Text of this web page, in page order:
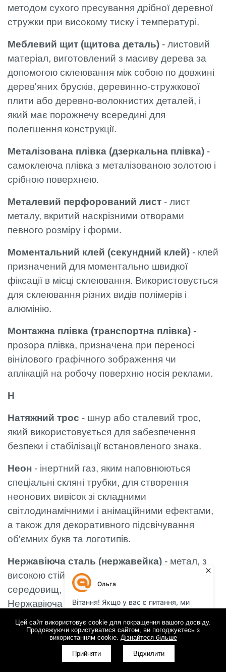
методом сухого пресування дрібної деревної
стружки при високому тиску і температурі.
Меблевий щит (щитова деталь) - листовий
матеріал, виготовлений з масиву дерева за
допомогою склеювання між собою по довжині
дерев'яних брусків, деревинно-стружкової
плити або деревно-волокнистих деталей, і
який має порожнечу всередині для
полегшення конструкції.
Металізована плівка (дзеркальна плівка) -
самоклеюча плівка з металізованою золотою і
срібною поверхнею.
Металевий перфорований лист - лист
металу, вкритий наскрізними отворами
певного розміру і форми.
Моментальний клей (секундний клей) - клей
призначений для моментально швидкої
фіксації в місці склеювання. Використовується
для склеювання різних видів полімерів і
алюмінію.
Монтажна плівка (транспортна плівка) -
прозора плівка, призначена при переносі
вінілового графічного зображення чи
аплікацій на робочу поверхню носія реклами.
Н
Натяжний трос - шнур або сталевий трос,
який використовується для забезпечення
безпеки і стабілізації встановленого знака.
Неон - інертний газ, яким наповнюються
спеціальні скляні трубки, для створення
неонових вивісок зі складними
світлодинамічними і анімаційними ефектами,
а також для декоративного підсвічування
об'ємних букв та логотипів.
Нержавіюча сталь (нержавейка) - метал, з
високою стійкістю до корозії, агресивних
середовищ, впливу різних температур.
Нержавіюча листова сталь буває різних
розмірів і різних фактур поверхні листа:
матовий, дзеркальний або полірований,
шліфований і декоративний.
Цей сайт використовує cookie для покращення вашого досвіду.
Продовжуючи користуватися сайтом, ви погоджуєтесь з
використанням cookie. Дізнайтеся більше
Прийняти Відхилити